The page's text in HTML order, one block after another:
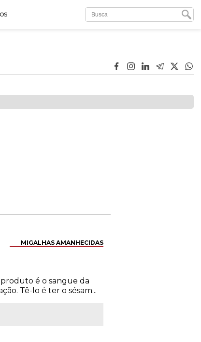
MIGALHAS AMANHECIDAS
é o sangue da
Tê-lo é ter o sésam...